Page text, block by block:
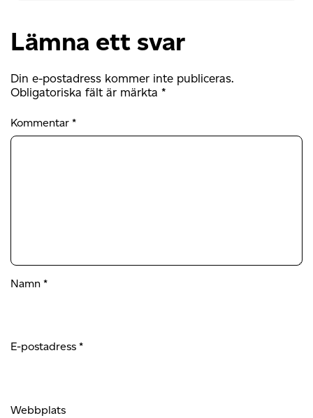
Lämna ett svar
Din e-postadress kommer inte publiceras.
Obligatoriska fält är märkta *
Kommentar *
Namn *
E-postadress *
Webbplats